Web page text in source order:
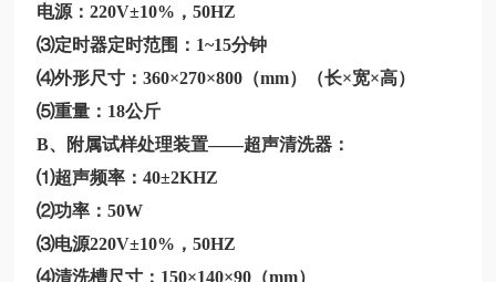
电源：220V±10%，50HZ
⑶定时器定时范围：1~15分钟
⑷外形尺寸：360×270×800（mm）（长×宽×高）
⑸重量：18公斤
B、附属试样处理装置——超声清洗器：
⑴超声频率：40±2KHZ
⑵功率：50W
⑶电源220V±10%，50HZ
⑷清洗槽尺寸：150×140×90（mm）